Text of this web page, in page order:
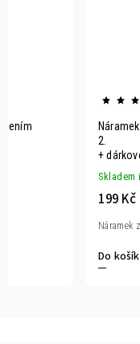
2.
+
Skladem
199 Kč
Do
Náramek